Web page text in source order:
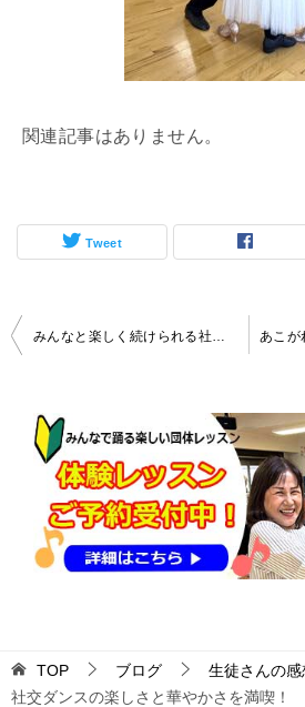
関連記事はありません。
Tweet
投
みんなと楽しく続けられる社交ダンス！ by 三鷹市 Nさん
TOP ブログ
生徒さんの感
社交ダンスの楽しさと華やかさを満喫